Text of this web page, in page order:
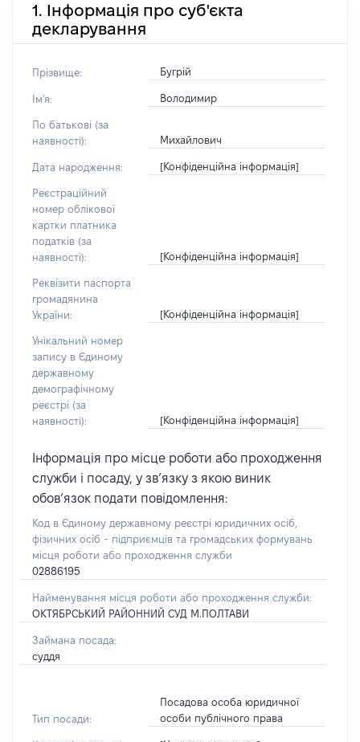
1. Інформація про суб'єкта
декларування
Прізвище: Бугрій
Ім'я: Володимир
По батькові (за
наявності):
Михайлович
Дата народження: [Конфіденційна інформація]
Реєстраційний
номер облікової
картки платника
податків (за
наявності):
[Конфіденційна інформація]
Реквізити паспорта
громадянина
України:
[Конфіденційна інформація]
Унікальний номер
запису в Єдиному
державному
демографічному
реєстрі (за
наявності):
[Конфіденційна інформація]
Інформація про місце роботи або проходження
служби і посаду, у зв’язку з якою виник
обов’язок подати повідомлення:
Код в Єдиному державному реєстрі юридичних осіб,
фізичних осіб - підприємців та громадських формувань
місця роботи або проходження служби
02886195
Найменування місця роботи або проходження служби:
ОКТЯБРСЬКИЙ РАЙОННИЙ СУД М.ПОЛТАВИ
Займана посада:
суддя
Тип посади:
Посадова особа юридичної
особи публічного права